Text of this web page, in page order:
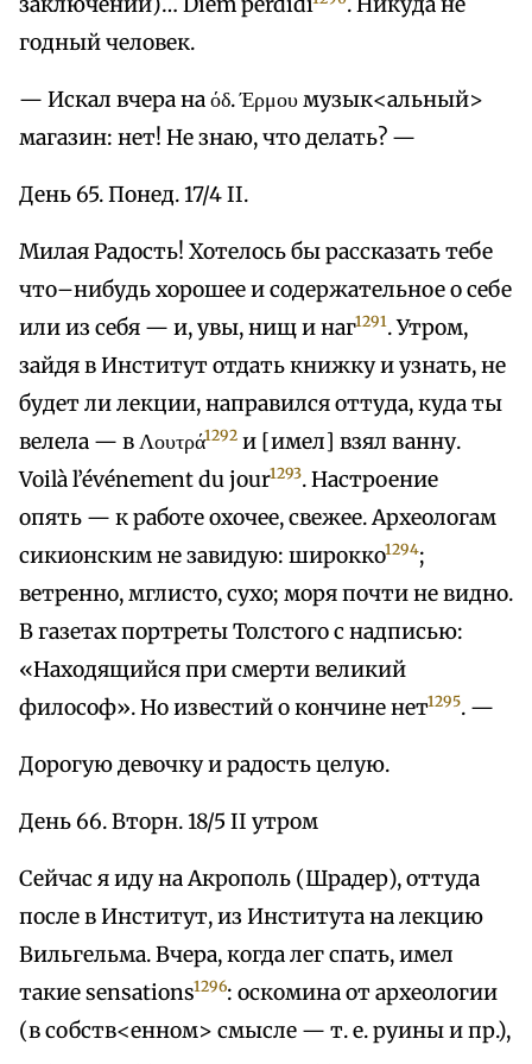
годный человек.
— Искал вчера на όδ. Έρμου музык<альный>
магазин: нет! Не знаю, что делать? —
День 65. Понед. 17/4 II.
Милая Радость! Хотелось бы рассказать тебе
что–нибудь хорошее и содержательное о себе
или из себя — и, увы, нищ и наг1291. Утром,
зайдя в Институт отдать книжку и узнать, не
будет ли лекции, направился оттуда, куда ты
велела — в Λουτρά1292 и [имел] взял ванну.
Voilà l’événement du jour1293. Настроение
опять — к работе охочее, свежее. Археологам
сикионским не завидую: широкко1294;
ветренно, мглисто, сухо; моря почти не видно.
В газетах портреты Толстого с надписью:
«Находящийся при смерти великий
философ». Но известий о кончине нет1295. —
Дорогую девочку и радость целую.
День 66. Вторн. 18/5 II утром
Сейчас я иду на Акрополь (Шрадер), оттуда
после в Институт, из Института на лекцию
Вильгельма. Вчера, когда лег спать, имел
такие sensations1296: оскомина от археологии
(в собств<енном> смысле — т. е. руины и пр.),